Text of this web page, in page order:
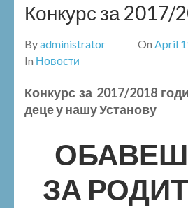
Конкурс за 2017/
Byadministrator On April
In Новости
Конкурс за 2017/2018
деце у нашу Установу
ЗА